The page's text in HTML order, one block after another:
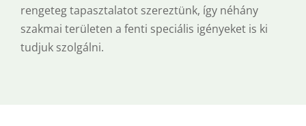
rengeteg tapasztalatot szereztünk, így néhány
szakmai területen a fenti speciális igényeket is ki
tudjuk szolgálni.